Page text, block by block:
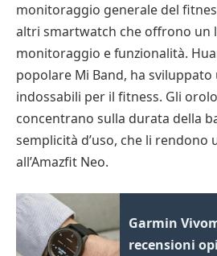
monitoraggio generale del
altri smartwatch che offrono un
monitoraggio e funzionalità.
popolare Mi Band, ha sviluppato
indossabili per il fitness. Gli
concentrano sulla durata della
semplicità d’uso, che li rendono
all’Amazfit Neo.
Garmin
recensioni